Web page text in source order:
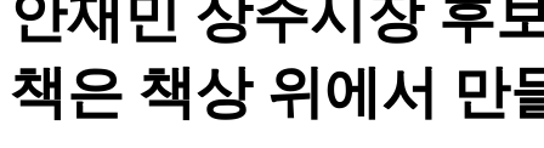
안재민 상주시장 후
책은 책상 위에서